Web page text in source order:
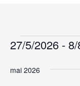
27/5/2026 -
une
mai 2026